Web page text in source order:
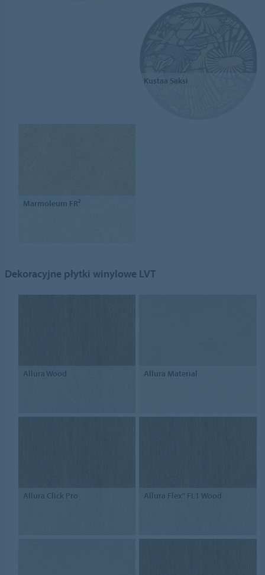
Kustaa Saksi
Marmoleum FR²
Dekoracyjne płytki winylowe LVT
Allura Wood Allura Material
Allura Click Pro Allura Flex" FL1 Wood